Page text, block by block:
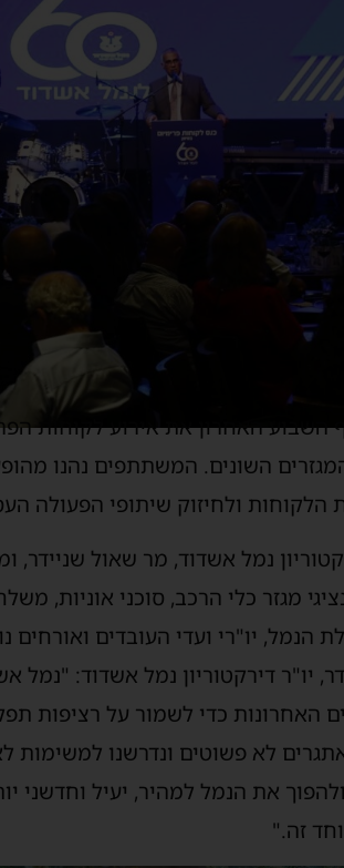
השבוע האחרון את אירוע לקוחות
השונים. המשתתפים נהנו
הלקוחות ולחיזוק שיתופי הפעולה
נמל אשדוד, מר שאול שניידר,
מגזר כלי הרכב, סוכני אוניות,
הנמל, יו"רי ועדי העובדים ואורחים
יו"ר דירקטוריון נמל אשדוד: "נמל
האחרונות כדי לשמור על רציפות
לא פשוטים ונדרשנו למשימות
את הנמל למהיר, יעיל וחדשני
זה."